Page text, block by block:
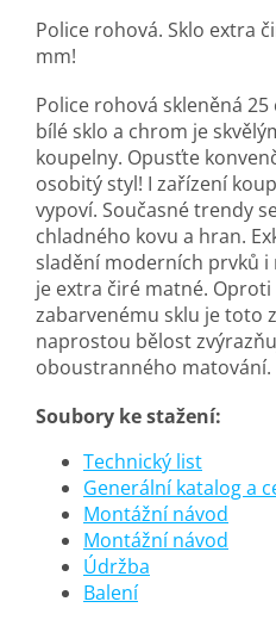
Police rohová. Sklo extra
mm!
Police rohová skleněná
bílé sklo a chrom je
koupelny. Opusťte
osobitý styl! I zařízení
vypoví. Současné trendy
chladného kovu a hran.
sladění moderních prvků i
je extra čiré matné. Oproti
zabarvenému sklu je toto
naprostou bělost
oboustranného matování.
Soubory ke stažení:
Technický list
Generální katalog a
Montážní návod
Montážní návod
Údržba
Balení